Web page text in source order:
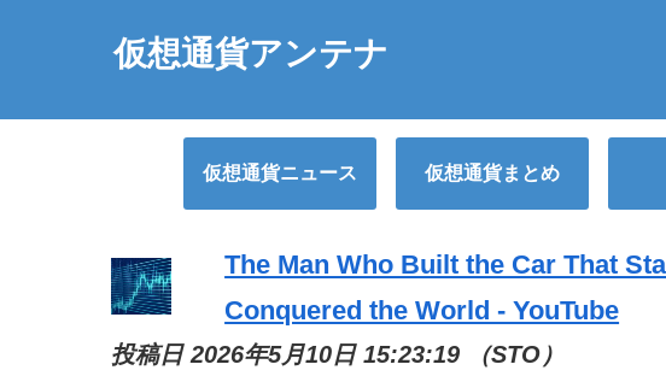
仮想通貨アンテナ
仮想通貨ニュース 仮想通貨まとめ
The Man Who Built the Car That
Conquered the World - YouTube
投稿日 2026年5月10日 15:23:19 （STO）